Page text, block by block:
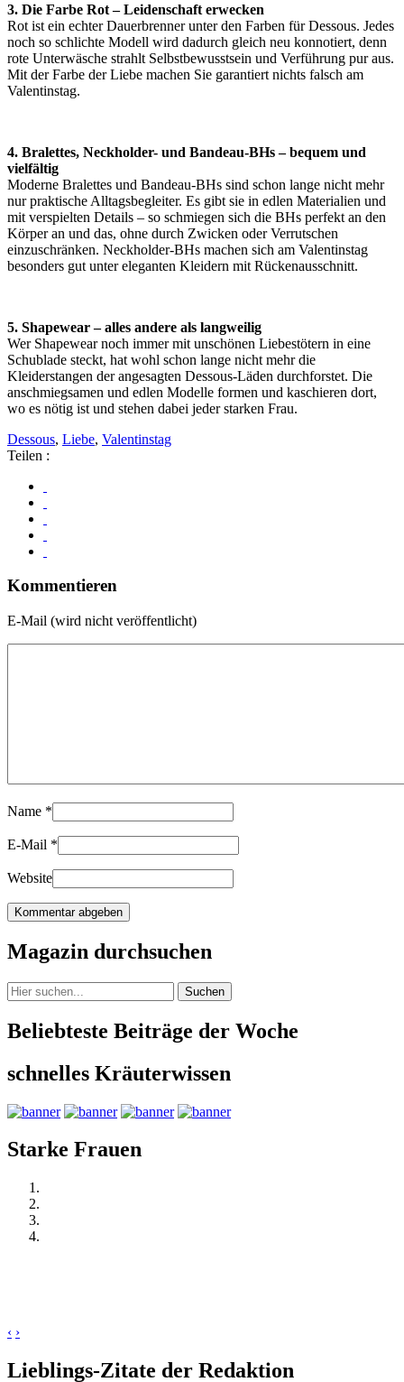
3. Die Farbe Rot – Leidenschaft erwecken
Rot ist ein echter Dauerbrenner unter den Farben für Dessous. Jedes
noch so schlichte Modell wird dadurch gleich neu konnotiert, denn
rote Unterwäsche strahlt Selbstbewusstsein und Verführung pur aus.
Mit der Farbe der Liebe machen Sie garantiert nichts falsch am
Valentinstag.
4. Bralettes, Neckholder- und Bandeau-BHs – bequem und
vielfältig
Moderne Bralettes und Bandeau-BHs sind schon lange nicht mehr
nur praktische Alltagsbegleiter. Es gibt sie in edlen Materialien und
mit verspielten Details – so schmiegen sich die BHs perfekt an den
Körper an und das, ohne durch Zwicken oder Verrutschen
einzuschränken. Neckholder-BHs machen sich am Valentinstag
besonders gut unter eleganten Kleidern mit Rückenausschnitt.
5. Shapewear – alles andere als langweilig
Wer Shapewear noch immer mit unschönen Liebestötern in eine
Schublade steckt, hat wohl schon lange nicht mehr die
Kleiderstangen der angesagten Dessous-Läden durchforstet. Die
anschmiegsamen und edlen Modelle formen und kaschieren dort,
wo es nötig ist und stehen dabei jeder starken Frau.
Dessous, Liebe, Valentinstag
Teilen :
Kommentieren
E-Mail (wird nicht veröffentlicht)
Name *
E-Mail *
Website
Magazin durchsuchen
Suchen
Beliebteste Beiträge der Woche
schnelles Kräuterwissen
Starke Frauen
‹ ›
Lieblings-Zitate der Redaktion